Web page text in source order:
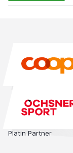
Platin Partner